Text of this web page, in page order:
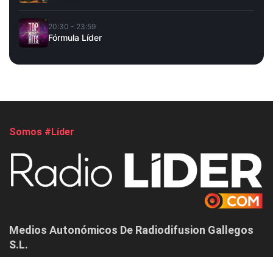
20:30 - 23:59
Fórmula Líder
Somos #Líder
Medios Autonómicos De Radiodifusion Gallegos
S.L.